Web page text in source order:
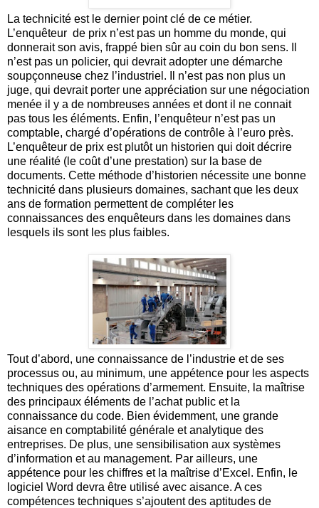
La technicité est le dernier point clé de ce métier.
L’enquêteur de prix n’est pas un homme du monde, qui
donnerait son avis, frappé bien sûr au coin du bon sens. Il
n’est pas un policier, qui devrait adopter une démarche
soupçonneuse chez l’industriel. Il n’est pas non plus un
juge, qui devrait porter une appréciation sur une négociation
menée il y a de nombreuses années et dont il ne connait
pas tous les éléments. Enfin, l’enquêteur n’est pas un
comptable, chargé d’opérations de contrôle à l’euro près.
L’enquêteur de prix est plutôt un historien qui doit décrire
une réalité (le coût d’une prestation) sur la base de
documents. Cette méthode d’historien nécessite une bonne
technicité dans plusieurs domaines, sachant que les deux
ans de formation permettent de compléter les
connaissances des enquêteurs dans les domaines dans
lesquels ils sont les plus faibles.
Tout d’abord, une connaissance de l’industrie et de ses
processus ou, au minimum, une appétence pour les aspects
techniques des opérations d’armement. Ensuite, la maîtrise
des principaux éléments de l’achat public et la
connaissance du code. Bien évidemment, une grande
aisance en comptabilité générale et analytique des
entreprises. De plus, une sensibilisation aux systèmes
d’information et au management. Par ailleurs, une
appétence pour les chiffres et la maîtrise d’Excel. Enfin, le
logiciel Word devra être utilisé avec aisance. A ces
compétences techniques s’ajoutent des aptitudes de